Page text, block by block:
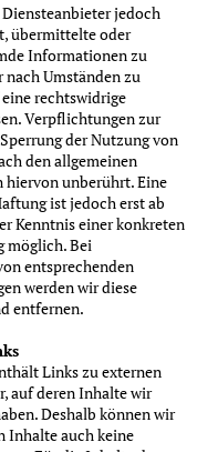
jedoch
übermittelte oder
Informationen zu
nach Umständen zu
rechtswidrige
Verpflichtungen zur
der Nutzung von
den allgemeinen
hiervon unberührt. Eine
ist jedoch erst ab
Kenntnis einer konkreten
möglich. Bei
entsprechenden
werden wir diese
entfernen.
Links zu externen
auf deren Inhalte wir
Deshalb können wir
Inhalte auch keine